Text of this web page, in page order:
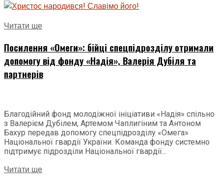
Читати ще
Посилення «Омеги»: бійці спецпідрозділу отримали
допомогу від фонду «Надія», Валерія Дубіля та
партнерів
Благодійний фонд молодіжної ініціативи «Надія» спільно
з Валерієм Дубілем, Артемом Чаплигіним та Антоном
Бахур передав допомогу спецпідрозділу «Омега»
Національної гвардії України. Команда фонду системно
підтримує підрозділи Національної гвардії...
Читати ще